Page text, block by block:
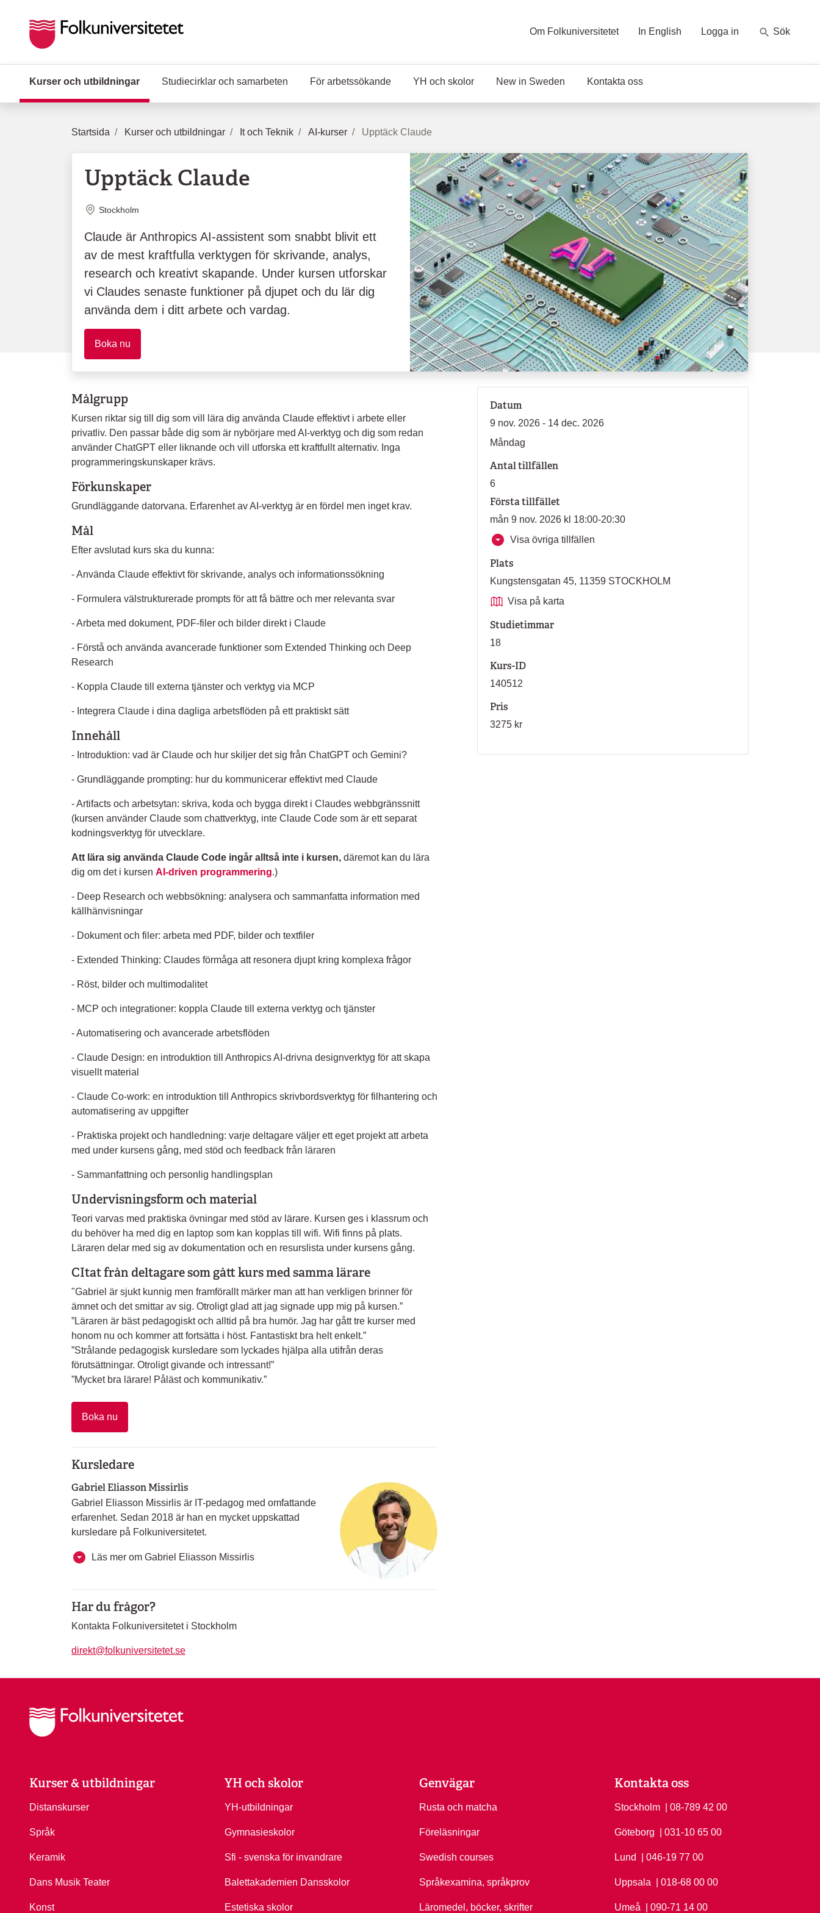
Om Folkuniversitetet In English Logga in Sök
Kurser och utbildningar (Aktuell sida)
Studiecirklar och samarbeten För arbetssökande YH och skolor New in Sweden Kontakta oss
Startsida Kurser och utbildningar It och Teknik AI-kurser Upptäck Claude
Upptäck Claude
Plats
Stockholm
Claude är Anthropics AI-assistent som snabbt blivit ett
av de mest kraftfulla verktygen för skrivande, analys,
research och kreativt skapande. Under kursen utforskar
vi Claudes senaste funktioner på djupet och du lär dig
använda dem i ditt arbete och vardag.
Boka nu
Målgrupp
Kursen riktar sig till dig som vill lära dig använda Claude effektivt i arbete eller
privatliv. Den passar både dig som är nybörjare med AI-verktyg och dig som redan
använder ChatGPT eller liknande och vill utforska ett kraftfullt alternativ. Inga
programmeringskunskaper krävs.
Förkunskaper
Grundläggande datorvana. Erfarenhet av AI-verktyg är en fördel men inget krav.
Mål
Efter avslutad kurs ska du kunna:
- Använda Claude effektivt för skrivande, analys och informationssökning
- Formulera välstrukturerade prompts för att få bättre och mer relevanta svar
- Arbeta med dokument, PDF-filer och bilder direkt i Claude
- Förstå och använda avancerade funktioner som Extended Thinking och Deep
Research
- Koppla Claude till externa tjänster och verktyg via MCP
- Integrera Claude i dina dagliga arbetsflöden på ett praktiskt sätt
Innehåll
- Introduktion: vad är Claude och hur skiljer det sig från ChatGPT och Gemini?
- Grundläggande prompting: hur du kommunicerar effektivt med Claude
- Artifacts och arbetsytan: skriva, koda och bygga direkt i Claudes webbgränssnitt
(kursen använder Claude som chattverktyg, inte Claude Code som är ett separat
kodningsverktyg för utvecklare.
Att lära sig använda Claude Code ingår alltså inte i kursen, däremot kan du lära
dig om det i kursen AI-driven programmering.)
- Deep Research och webbsökning: analysera och sammanfatta information med
källhänvisningar
- Dokument och filer: arbeta med PDF, bilder och textfiler
- Extended Thinking: Claudes förmåga att resonera djupt kring komplexa frågor
- Röst, bilder och multimodalitet
- MCP och integrationer: koppla Claude till externa verktyg och tjänster
- Automatisering och avancerade arbetsflöden
- Claude Design: en introduktion till Anthropics AI-drivna designverktyg för att skapa
visuellt material
- Claude Co-work: en introduktion till Anthropics skrivbordsverktyg för filhantering och
automatisering av uppgifter
- Praktiska projekt och handledning: varje deltagare väljer ett eget projekt att arbeta
med under kursens gång, med stöd och feedback från läraren
- Sammanfattning och personlig handlingsplan
Undervisningsform och material
Teori varvas med praktiska övningar med stöd av lärare. Kursen ges i klassrum och
du behöver ha med dig en laptop som kan kopplas till wifi. Wifi finns på plats.
Läraren delar med sig av dokumentation och en resurslista under kursens gång.
CItat från deltagare som gått kurs med samma lärare
"Gabriel är sjukt kunnig men framförallt märker man att han verkligen brinner för
ämnet och det smittar av sig. Otroligt glad att jag signade upp mig på kursen.”
”Läraren är bäst pedagogiskt och alltid på bra humör. Jag har gått tre kurser med
honom nu och kommer att fortsätta i höst. Fantastiskt bra helt enkelt.”
”Strålande pedagogisk kursledare som lyckades hjälpa alla utifrån deras
förutsättningar. Otroligt givande och intressant!”
”Mycket bra lärare! Påläst och kommunikativ.”
Boka nu
Kursledare
Gabriel Eliasson Missirlis
Gabriel Eliasson Missirlis är IT-pedagog med omfattande
erfarenhet. Sedan 2018 är han en mycket uppskattad
kursledare på Folkuniversitetet.
Läs mer om Gabriel Eliasson Missirlis
Har du frågor?
Kontakta Folkuniversitetet i Stockholm
direkt@folkuniversitetet.se
Datum
9 nov. 2026 - 14 dec. 2026
Måndag
Antal tillfällen
6
Första tillfället
mån 9 nov. 2026 kl 18:00-20:30
Visa övriga tillfällen
Plats
Kungstensgatan 45, 11359 STOCKHOLM
Visa på karta
Studietimmar
18
Kurs-ID
140512
Pris
3275 kr
Kurser & utbildningar
Distanskurser
Språk
Keramik
Dans Musik Teater
Konst
YH och skolor
YH-utbildningar
Gymnasieskolor
Sfi - svenska för invandrare
Balettakademien Dansskolor
Estetiska skolor
Genvägar
Rusta och matcha
Föreläsningar
Swedish courses
Språkexamina, språkprov
Läromedel, böcker, skrifter
Kontakta oss
Stockholm Ring Stockholm på
| 08-789 42 00
Göteborg Ring Göteborg på
| 031-10 65 00
Lund Ring Lund på
| 046-19 77 00
Uppsala Ring Uppsala på
| 018-68 00 00
Umeå Ring Umeå på
| 090-71 14 00